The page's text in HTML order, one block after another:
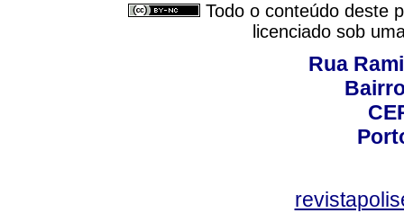
Todo o conteúdo deste
licenciado sob
Rua